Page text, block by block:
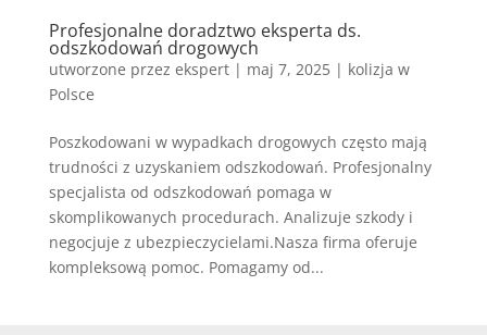
Profesjonalne doradztwo eksperta ds.
odszkodowań drogowych
utworzone przez ekspert| maj 7, 2025| kolizja w
Polsce
Poszkodowani w wypadkach drogowych często mają
trudności z uzyskaniem odszkodowań. Profesjonalny
specjalista od odszkodowań pomaga w
skomplikowanych procedurach. Analizuje szkody i
negocjuje z ubezpieczycielami.Nasza firma oferuje
kompleksową pomoc. Pomagamy od...